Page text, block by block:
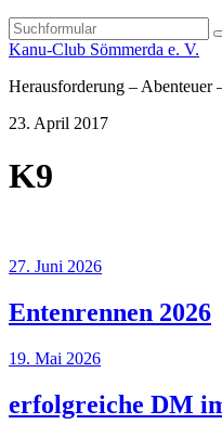
Kanu-Club Sömmerda e. V.
Herausforderung – Abenteuer
23. April 2017
K9
27. Juni 2026
Entenrennen 2026
19. Mai 2026
erfolgreiche DM